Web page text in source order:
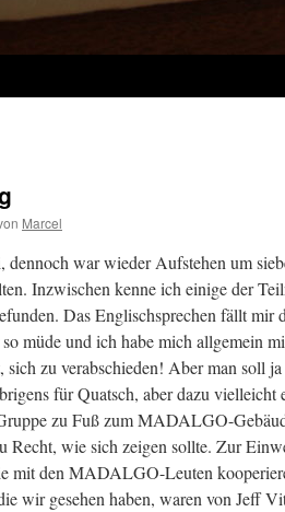
Marcel
war wieder Aufstehen um
Inzwischen kenne ich einige der
Das Englischsprechen fällt mir
müde und ich habe mich allgemein
zu verabschieden! Aber man soll ja
für Quatsch, aber dazu vielleicht
zu Fuß zum MADALGO-
Recht, wie sich zeigen sollte. Zur
mit den MADALGO-Leuten
wir gesehen haben, waren von Jeff